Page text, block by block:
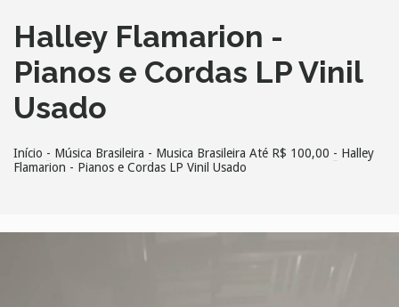
Halley Flamarion -
Pianos e Cordas LP Vinil
Usado
Início - Música Brasileira - Musica Brasileira Até R$ 100,00 - Halley
Flamarion - Pianos e Cordas LP Vinil Usado